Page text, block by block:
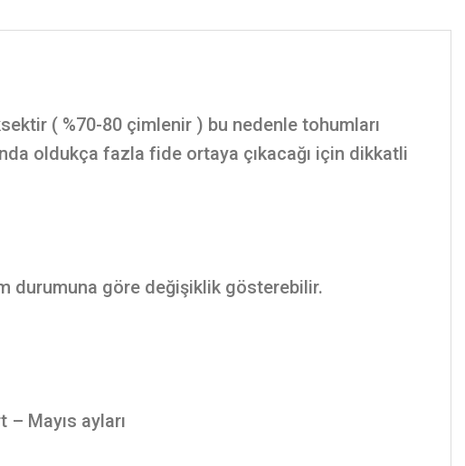
( %70-80 çimlenir ) bu nedenle tohumları
oldukça fazla fide ortaya çıkacağı için dikkatli
durumuna göre değişiklik gösterebilir.
Mayıs ayları